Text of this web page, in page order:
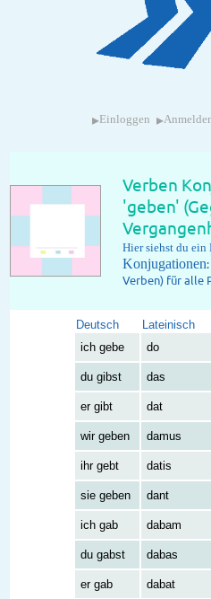
▸ Einloggen ▸
Verben
'geben'
Hier siehst du ein
Konjugationen
Verben) für alle
Deutsch
Lateinisch
ich gebe
do
du gibst das
er gibt dat
wir geben damus
ihr gebt datis
sie geben dant
ich gab dabam
du gabst dabas
er gab dabat